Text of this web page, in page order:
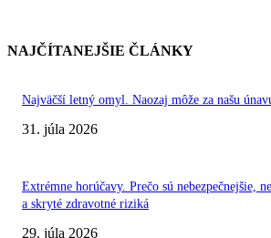
NAJČÍTANEJŠIE ČLÁNKY
Najväčší letný omyl. Naozaj môže za našu
31. júla 2026
Extrémne horúčavy. Prečo sú nebezpečnejšie,
a skryté zdravotné riziká
29. júla 2026